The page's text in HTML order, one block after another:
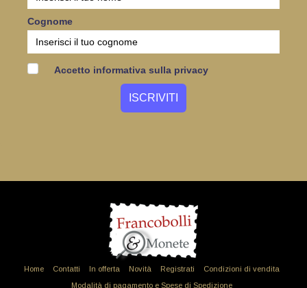
Cognome
Accetto informativa sulla privacy
Home Contatti In offerta Novità Registrati
Condizioni di vendita
Modalità di pagamento e Spese di Spedizione